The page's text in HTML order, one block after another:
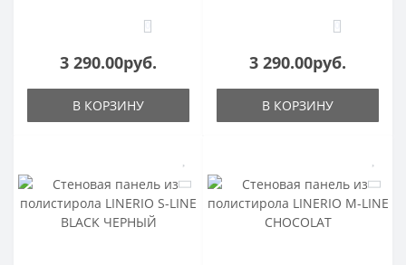
0
3 290.00руб.
В КОРЗИНУ
0
3 290.00руб.
В КОРЗИНУ